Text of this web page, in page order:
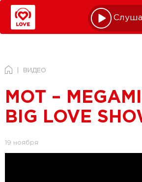
ВИДЕО
МОТ –
BIG LOVE
19 ноября